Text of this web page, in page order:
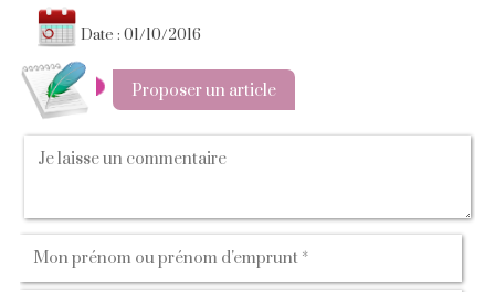
Date : 01/10/2016
Proposer un article